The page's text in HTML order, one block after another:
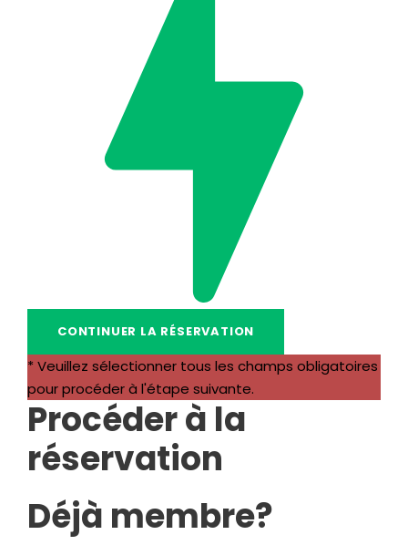
* Veuillez sélectionner tous les champs obligatoires
pour procéder à l'étape suivante.
Procéder à la
réservation
Déjà membre?